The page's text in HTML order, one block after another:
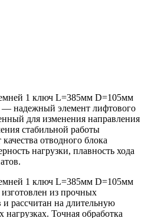
1 ключ L=385мм D=105мм
надежный элемент лифтового
для изменения направления
стабильной работы
отводного блока
нагрузки, плавность хода
1 ключ L=385мм D=105мм
из прочных
и рассчитан на длительную
Точная обработка